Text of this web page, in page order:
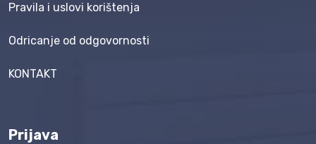
Pravila i uslovi korištenja
Odricanje od odgovornosti
KONTAKT
Prijava